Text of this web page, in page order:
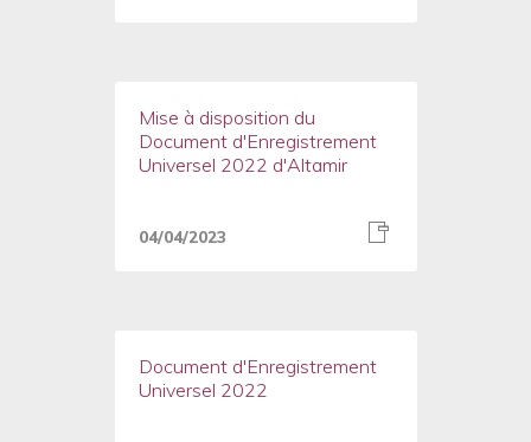
Mise à disposition du
Document d'Enregistrement
Universel 2022 d'Altamir
04/04/2023
Document d'Enregistrement
Universel 2022